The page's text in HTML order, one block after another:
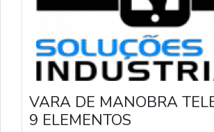
Embalagem técnica: proteção
umidade.
Documentação: nº série, garantia
instalação.
Suporte pós-venda:
reversa quando necessário.
VARA DE MANOBRA
9 ELEMENTOS